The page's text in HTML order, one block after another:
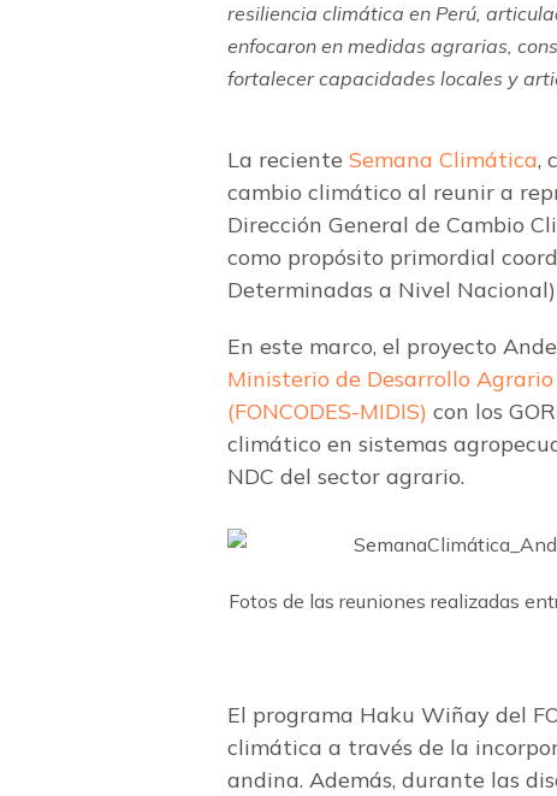
resiliencia climática en Perú,
enfocaron en medidas agrarias,
fortalecer capacidades locales y
La reciente Semana Climática,
cambio climático al reunir a
Dirección General de Cambio
como propósito primordial
Determinadas a Nivel
En este marco, el proyecto
Ministerio de Desarrollo Agrario
(FONCODES-MIDIS) con los
climático en sistemas
NDC del sector agrario.
Fotos de las reuniones realizadas
El programa Haku Wiñay del
climática a través de la
andina. Además, durante las